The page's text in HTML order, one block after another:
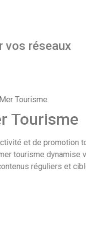
vos réseaux
Tourisme
et de promotion
mer tourisme
réguliers et